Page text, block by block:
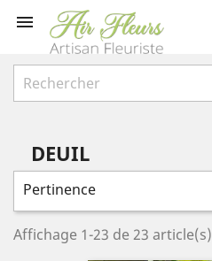

DEUIL
Pertinence
Affichage 1-23 de 23 article(s)